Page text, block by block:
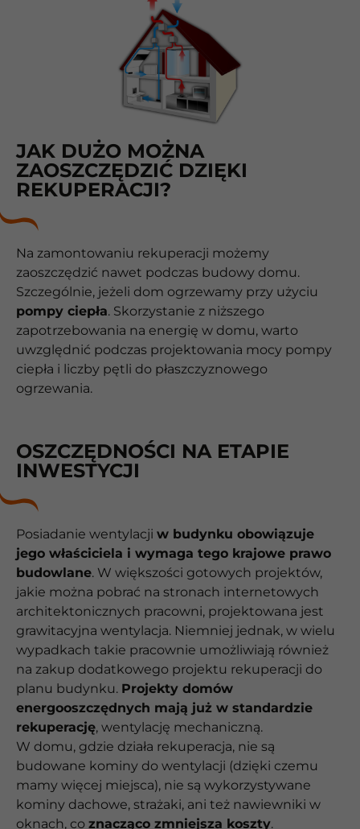
JAK DUŻO MOŻNA
ZAOSZCZĘDZIĆ DZIĘKI
REKUPERACJI?
Na zamontowaniu rekuperacji możemy
zaoszczędzić nawet podczas budowy domu.
Szczególnie, jeżeli dom ogrzewamy przy użyciu
pompy ciepła. Skorzystanie z niższego
zapotrzebowania na energię w domu, warto
uwzględnić podczas projektowania mocy pompy
ciepła i liczby pętli do płaszczyznowego
ogrzewania.
OSZCZĘDNOŚCI NA ETAPIE
INWESTYCJI
Posiadanie wentylacji w budynku obowiązuje
jego właściciela i wymaga tego krajowe prawo
budowlane. W większości gotowych projektów,
jakie można pobrać na stronach internetowych
architektonicznych pracowni, projektowana jest
grawitacyjna wentylacja. Niemniej jednak, w wielu
wypadkach takie pracownie umożliwiają również
na zakup dodatkowego projektu rekuperacji do
planu budynku. Projekty domów
energooszczędnych mają już w standardzie
rekuperację, wentylację mechaniczną.
W domu, gdzie działa rekuperacja, nie są
budowane kominy do wentylacji (dzięki czemu
mamy więcej miejsca), nie są wykorzystywane
kominy dachowe, strażaki, ani też nawiewniki w
oknach, co znacząco zmniejsza koszty.